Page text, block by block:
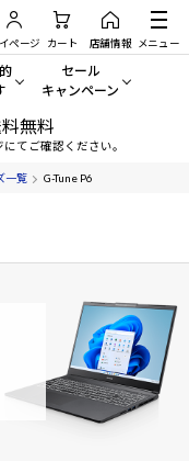
ページ カート 店舗情報 メニュー
ソコン
グPC・ゲーム向けパソコン
/パーツ別
セール
キャンペーン
セール・キャンペー
期間限定セール
おすすめ目玉パソコン
今イチオシのパソコンをピ
Windows 11|Copilot+ PC
無料
てご確認ください。
一覧 G-Tune P6